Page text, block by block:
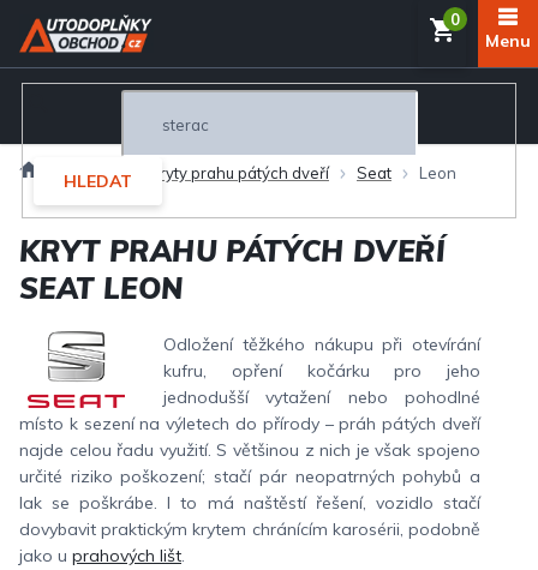
Přejít
obsah
HLEDAT
Exteriér Kryty prahu pátých dveří Seat Leon
KRYT PRAHU PÁTÝCH DVEŘÍ
SEAT LEON
Odložení těžkého nákupu při otevírání
kufru, opření kočárku pro jeho
jednodušší vytažení nebo pohodlné
místo k sezení na výletech do přírody – práh pátých dveří
najde celou řadu využití. S většinou z nich je však spojeno
určité riziko poškození; stačí pár neopatrných pohybů a
lak se poškrábe. I to má naštěstí řešení, vozidlo stačí
dovybavit praktickým krytem chránícím karosérii, podobně
jako u prahových lišt.